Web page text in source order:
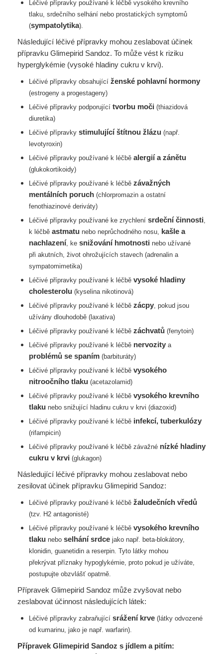
Léčivé přípravky používané k léčbě vysokého krevního
tlaku, srdečního selhání nebo prostatických symptomů
(sympatolytika).
Následující léčivé přípravky mohou zeslabovat účinek
přípravku Glimepirid Sandoz. To může vést k riziku
hyperglykémie (vysoké hladiny cukru v krvi).
Léčivé přípravky obsahující ženské pohlavní hormony
(estrogeny a progestageny)
Léčivé přípravky podporující tvorbu moči (thiazidová
diuretika)
Léčivé přípravky stimulující štítnou žlázu(např.
levotyroxin)
Léčivé přípravky používané k léčbě alergií a zánětu
(glukokortikoidy)
Léčivé přípravky používané k léčbě závažných
mentálních poruch(chlorpromazin a ostatní
fenothiazinové deriváty)
Léčivé přípravky používané ke zrychlení srdeční činnosti,
k léčbě astmatunebo neprůchodného nosu, kašle a
nachlazení, ke snižování hmotnosti nebo užívané
při akutních, život ohrožujících stavech (adrenalin a
sympatomimetika)
Léčivé přípravky používané k léčbě vysoké hladiny
cholesterolu(kyselina nikotinová)
Léčivé přípravky používané k léčbě zácpy, pokud jsou
užívány dlouhodobě (laxativa)
Léčivé přípravky používané k léčbě záchvatů(fenytoin)
Léčivé přípravky používané k léčbě nervozitya
problémů se spaním(barbituráty)
Léčivé přípravky používané k léčbě vysokého
nitroočního tlaku(acetazolamid)
Léčivé přípravky používané k léčbě vysokého krevního
tlakunebo snižující hladinu cukru v krvi (diazoxid)
Léčivé přípravky používané k léčbě infekcí, tuberkulózy
(rifampicin)
Léčivé přípravky používané k léčbě závažné nízké hladiny
cukru v krvi (glukagon)
Následující léčivé přípravky mohou zeslabovat nebo
zesilovat účinek přípravku Glimepirid Sandoz:
Léčivé přípravky používané k léčbě žaludečních vředů
(tzv. H2 antagonisté)
Léčivé přípravky používané k léčbě vysokého krevního
tlakunebo selhání srdce jako např. beta-blokátory,
klonidin, guanetidin a reserpin. Tyto látky mohou
překrývat příznaky hypoglykémie, proto pokud je užíváte,
postupujte obzvlášť opatrně.
Přípravek Glimepirid Sandoz může zvyšovat nebo
zeslabovat účinnost následujících látek:
Léčivé přípravky zabraňující srážení krve(látky odvozené
od kumarinu, jako je např. warfarin).
Přípravek Glimepirid Sandoz s jídlem a pitím: